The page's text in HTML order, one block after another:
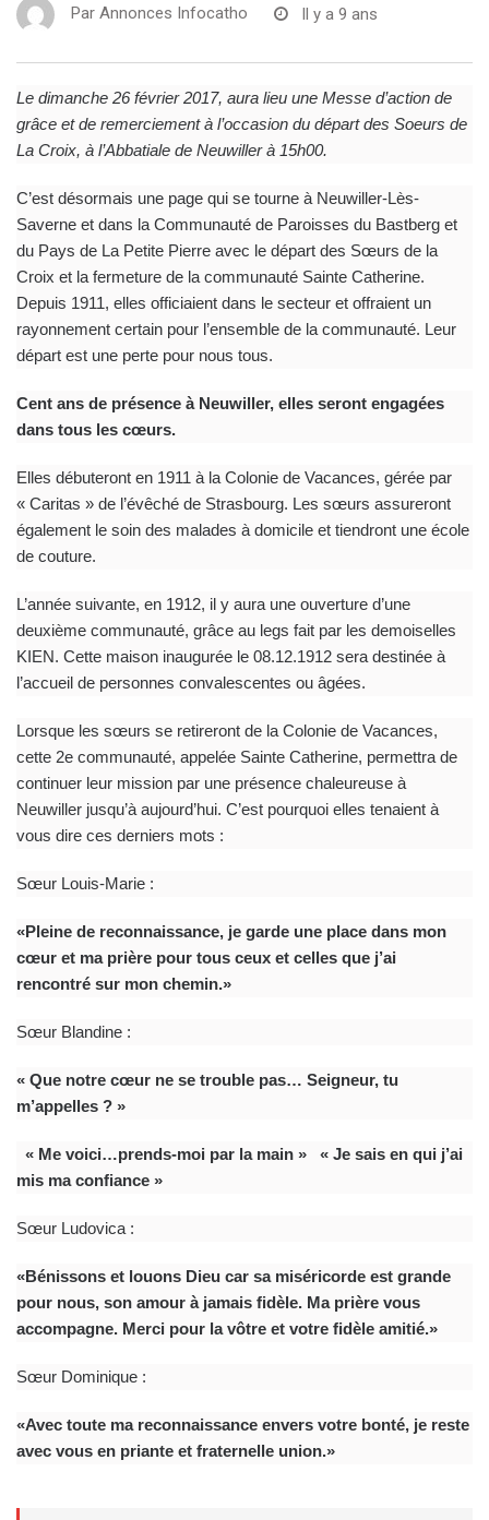
Par Annonces Infocatho Il y a 9 ans
Le dimanche 26 février 2017, aura lieu une Messe d’action de
grâce et de remerciement à l’occasion du départ des Soeurs de
La Croix, à l’Abbatiale de Neuwiller à 15h00.
C’est désormais une page qui se tourne à Neuwiller-Lès-
Saverne et dans la Communauté de Paroisses du Bastberg et
du Pays de La Petite Pierre avec le départ des Sœurs de la
Croix et la fermeture de la communauté Sainte Catherine.
Depuis 1911, elles officiaient dans le secteur et offraient un
rayonnement certain pour l’ensemble de la communauté. Leur
départ est une perte pour nous tous.
Cent ans de présence à Neuwiller, elles seront engagées
dans tous les cœurs.
Elles débuteront en 1911 à la Colonie de Vacances, gérée par
« Caritas » de l’évêché de Strasbourg. Les sœurs assureront
également le soin des malades à domicile et tiendront une école
de couture.
L’année suivante, en 1912, il y aura une ouverture d’une
deuxième communauté, grâce au legs fait par les demoiselles
KIEN. Cette maison inaugurée le 08.12.1912 sera destinée à
l’accueil de personnes convalescentes ou âgées.
Lorsque les sœurs se retireront de la Colonie de Vacances,
cette 2e communauté, appelée Sainte Catherine, permettra de
continuer leur mission par une présence chaleureuse à
Neuwiller jusqu’à aujourd’hui. C’est pourquoi elles tenaient à
vous dire ces derniers mots :
Sœur Louis-Marie :
«Pleine de reconnaissance, je garde une place dans mon
cœur et ma prière pour tous ceux et celles que j’ai
rencontré sur mon chemin.»
Sœur Blandine :
« Que notre cœur ne se trouble pas… Seigneur, tu
m’appelles ? »
« Me voici…prends-moi par la main » « Je sais en qui j’ai
mis ma confiance »
Sœur Ludovica :
«Bénissons et louons Dieu car sa miséricorde est grande
pour nous, son amour à jamais fidèle. Ma prière vous
accompagne. Merci pour la vôtre et votre fidèle amitié.»
Sœur Dominique :
«Avec toute ma reconnaissance envers votre bonté, je reste
avec vous en priante et fraternelle union.»